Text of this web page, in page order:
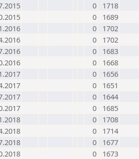
0
1718
0
1689
0
1702
0
1702
0
1683
0
1668
0
1656
0
1651
0
1644
0
1685
0
1708
0
1714
0
1677
0
1673